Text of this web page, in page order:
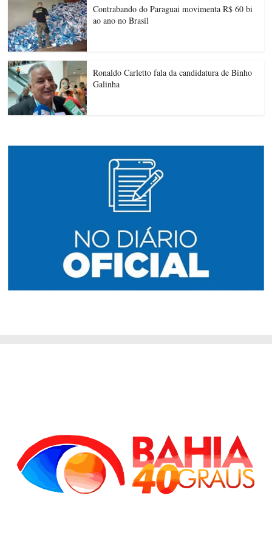
Contrabando do Paraguai movimenta R$ 60 bi
ao ano no Brasil
Ronaldo Carletto fala da candidatura de Binho
Galinha